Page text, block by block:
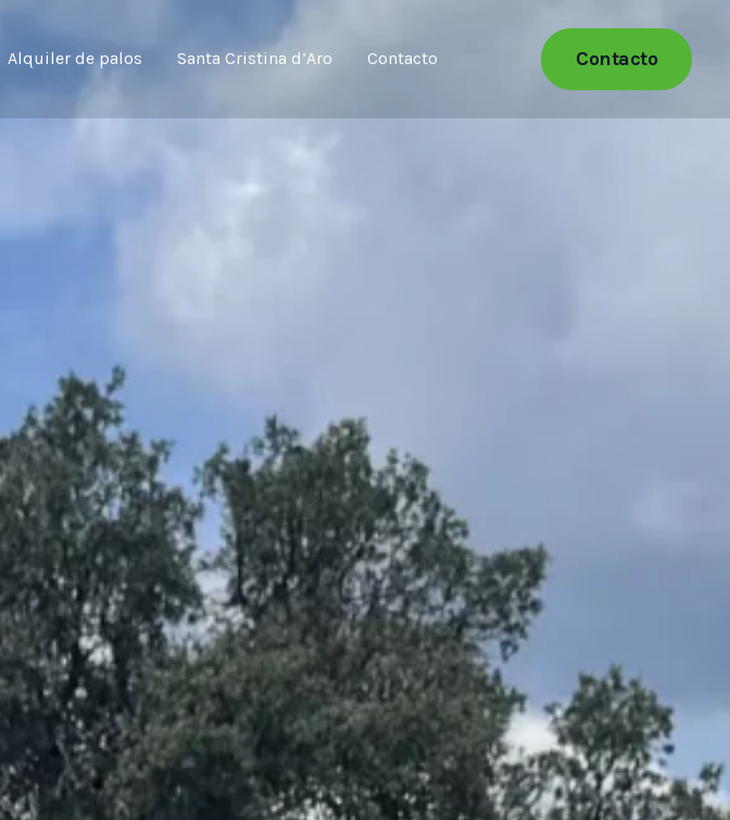
Alquiler de palos Santa Cristina d’Aro Contacto Contacto